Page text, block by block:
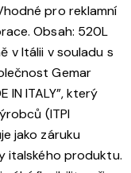
pro reklamní
Obsah: 520L
v Itálii v souladu s
Gemar
IN ITALY”, který
(ITPI
jako záruku
italského produktu.